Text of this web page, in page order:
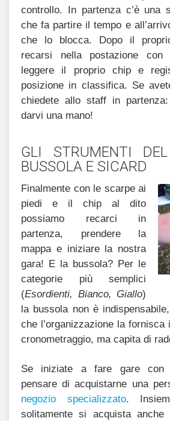
controllo. In partenza c’è una
che fa partire il tempo e
che lo blocca. Dopo il
recarsi nella postazione
leggere il proprio chip e
posizione in classifica. Se
chiedete allo staff in
darvi una mano!
GLI STRUMENTI DEL
BUSSOLA E SICARD
Finalmente con le scarpe ai
piedi e il chip al dito
possiamo recarci in
partenza, prendere la
mappa e iniziare la nostra
gara! E la bussola? Per le
categorie più semplici
(Esordienti, Bianco, Giallo)
la bussola non è
che l’organizzazione la
cronometraggio, ma capita di
Se iniziate a fare gare con
pensare di acquistarne una
negozio specializzato.
solitamente si acquista